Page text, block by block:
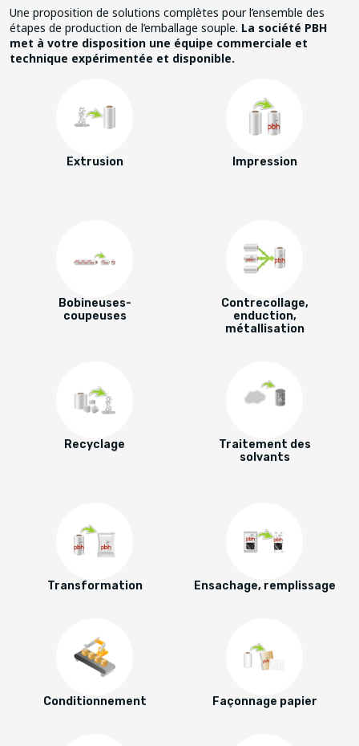
Une proposition de solutions complètes pour l’ensemble des
étapes de production de l’emballage souple. La société PBH
met à votre disposition une équipe commerciale et
technique expérimentée et disponible.
Extrusion Impression
Bobineuses-
coupeuses
Contrecollage,
enduction,
métallisation
Recyclage
Traitement des
solvants
Transformation Ensachage, remplissage
Conditionnement Façonnage papier